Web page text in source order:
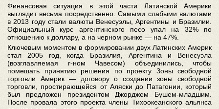
Финансовая ситуация в этой части Латинской Америки
выглядит весьма посредственно. Самыми слабыми валютами
в 2013 году стали валюты Венесуэлы, Аргентины и Бразилии.
Официальный курс аргентинского песо упал на 32% по
отношению к доллару, а на черном рынке — на 47%.
Ключевым моментом в формировании двух Латинских Америк
стал 2005 год, когда Бразилия, Аргентина и Венесуэла
(возглавляемая г-ном Чавесом) объединились, чтобы
помешать принятию решения по проекту Зоны свободной
торговли Америк — договору о создании зоны свободной
торговли, простирающейся от Аляски до Патагонии, который
был предложен президентом Джорджем Бушем-младшим.
После провала этого проекта члены Тихоокеанского альянса